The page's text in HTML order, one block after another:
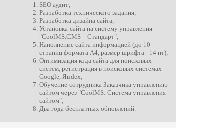
SEO аудит;
Разработка технического задания;
Разработка дизайна сайта;
Установка сайта на систему управления
"СoolMS.CMS – Стандарт";
Наполнение сайта информацией (до 10
страниц формата А4, размер шрифта - 14 пт);
Оптимизация кода сайта для поисковых
систем, регистрация в поисковых системах
Google, Яndex;
Обучение сотрудника Заказчика управлению
сайтом через "СoolMS: Система управления
сайтом";
Два года бесплатных обновлений.